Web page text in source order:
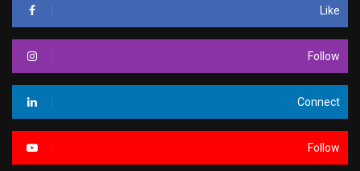
Like
Follow
Connect
Follow